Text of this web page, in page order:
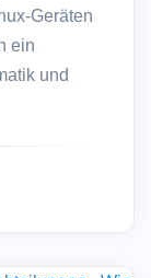
Geräten
ein
und